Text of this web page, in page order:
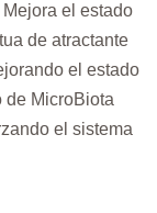
el estado
de atractante
el estado
de MicroBiota
el sistema